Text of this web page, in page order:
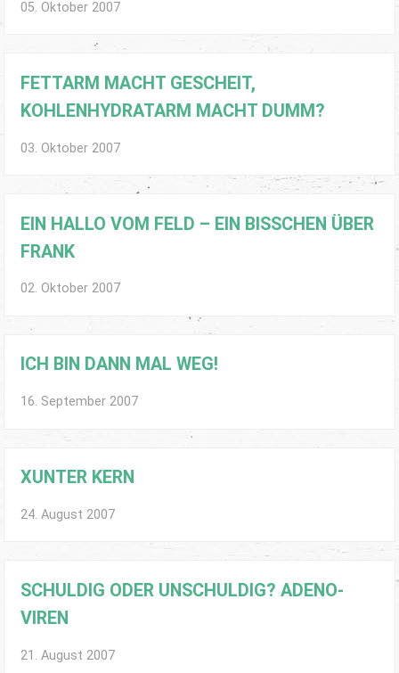
05. Oktober 2007
FETTARM MACHT GESCHEIT,
KOHLENHYDRATARM MACHT DUMM?
03. Oktober 2007
EIN HALLO VOM FELD – EIN BISSCHEN ÜBER
FRANK
02. Oktober 2007
ICH BIN DANN MAL WEG!
16. September 2007
XUNTER KERN
24. August 2007
SCHULDIG ODER UNSCHULDIG? ADENO-
VIREN
21. August 2007